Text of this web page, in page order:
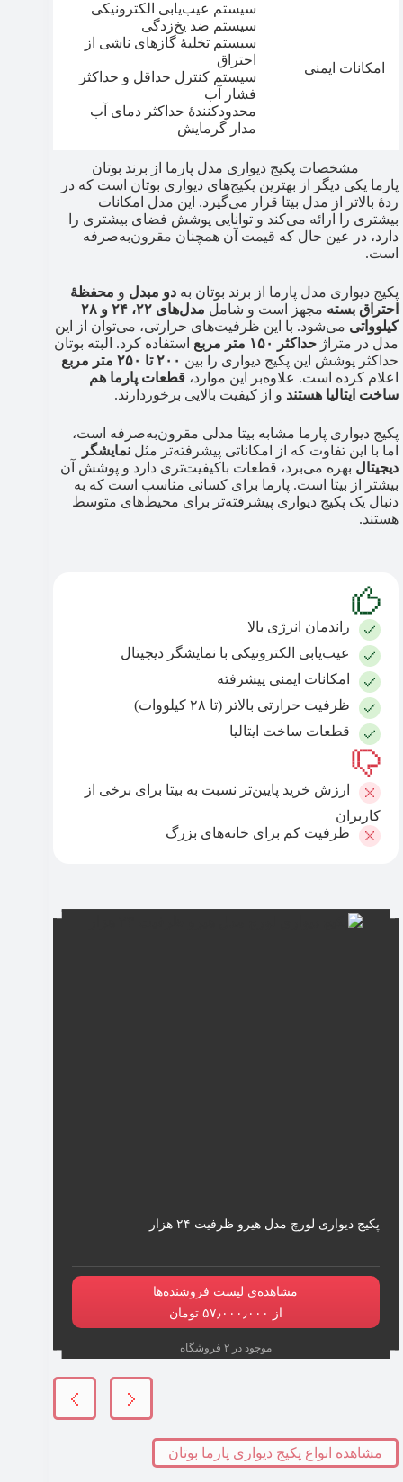
امکانات ایمنی
سیستم عیب‌یابی الکترونیکی
سیستم ضد یخ‌زدگی
سیستم تخلیۀ گازهای ناشی از
احتراق
سیستم کنترل حداقل و حداکثر
فشار آب
محدودکنندۀ حداکثر دمای آب
مدار گرمایش
مشخصات پکیج دیواری مدل پارما از برند بوتان
پارما یکی دیگر از بهترین پکیج‌های دیواری بوتان است که در
ردۀ بالاتر از مدل بیتا قرار می‌گیرد. این مدل امکانات
بیشتری را ارائه می‌کند و توانایی پوشش فضای بیشتری را
دارد، در عین حال که قیمت آن همچنان مقرون‌به‌صرفه
است.
پکیج دیواری مدل پارما از برند بوتان به دو مبدل و محفظۀ
احتراق بسته مجهز است و شامل
مدل‌های ۲۲، ۲۴ و ۲۸
کیلوواتی می‌شود. با این ظرفیت‌های حرارتی، می‌توان از این
مدل در متراژ حداکثر ۱۵۰ متر مربع
استفاده کرد. البته بوتان
حداکثر پوشش این پکیج دیواری را بین ۲۰۰ تا ۲۵۰ متر مربع
اعلام کرده است. علاوه‌بر این موارد، قطعات پارما هم
ساخت ایتالیا هستند و از کیفیت بالایی برخوردارند.
پکیج دیواری پارما مشابه بیتا مدلی مقرون‌به‌صرفه است،
اما با این تفاوت که از امکاناتی پیشرفته‌تر مثل نمایشگر
دیجیتال بهره می‌برد، قطعات باکیفیت‌تری دارد و پوشش آن
بیشتر از بیتا است. پارما برای کسانی مناسب است که به
دنبال یک پکیج دیواری پیشرفته‌تر برای محیط‌های متوسط
هستند.
راندمان انرژی بالا
عیب‌یابی الکترونیکی با نمایشگر دیجیتال
امکانات ایمنی پیشرفته
ظرفیت حرارتی بالاتر (تا ۲۸ کیلووات)
قطعات ساخت ایتالیا
ارزش خرید پایین‌تر نسبت به بیتا برای برخی از
کاربران
ظرفیت کم برای خانه‌های بزرگ
پکیج دیواری لورچ مدل هیرو ظرفیت ۲۴ هزار
مشاهده‌ی لیست فروشنده‌ها
از ۵۷٫۰۰۰٫۰۰۰ تومان
موجود در ۲ فروشگاه
مشاهده انواع پکیج دیواری پارما بوتان